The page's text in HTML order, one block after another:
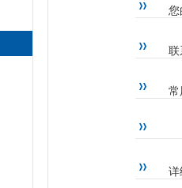
您
联
常
详